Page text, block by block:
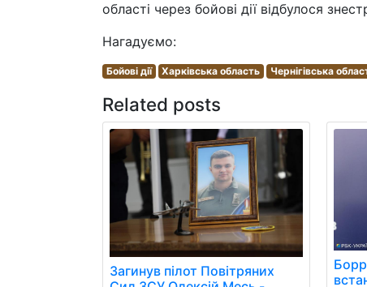
області через бойові дії відбулося
Нагадуємо:
Бойові дії Харківська область Чернігівська
Related posts
Загинув пілот Повітряних